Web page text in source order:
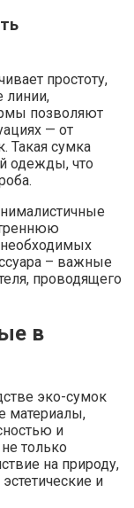
простоту,
линии,
позволяют
— от
Такая сумка
одежды, что
необходимых
– важные
проводящего
в
эко-сумок
материалы,
и
только
на природу,
и